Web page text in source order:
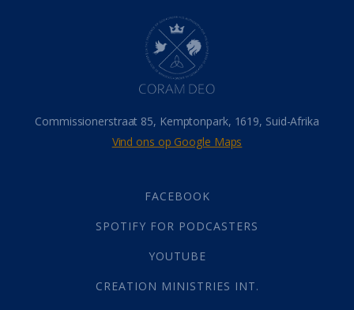
Hemel (31)
Israel (14)
Millennium(1)
Oordeelsdag(19)
Verheerlikte liggaam
Wederkoms
(27)
Gebed(87)
Die Onse Vader(12)
God(392)
Afgode(23)
Almag(1)
Commissionerstraat 85, Kemptonpark, 1619, Suid-Afrika
Vind ons op Google Maps
FACEBOOK
SPOTIFY FOR PODCASTERS
YOUTUBE
CREATION MINISTRIES INT.